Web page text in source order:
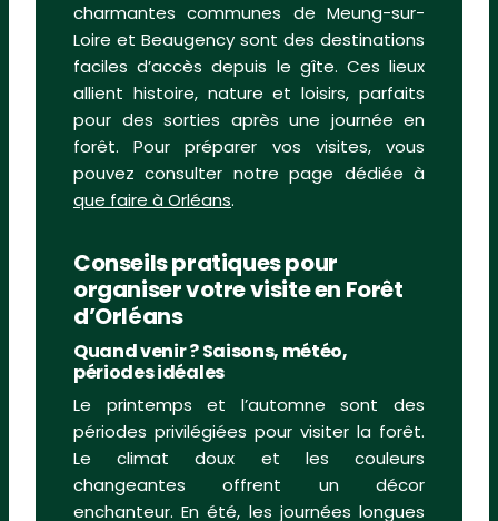
charmantes communes de Meung-sur-
Loire et Beaugency sont des destinations
faciles d’accès depuis le gîte. Ces lieux
allient histoire, nature et loisirs, parfaits
pour des sorties après une journée en
forêt. Pour préparer vos visites, vous
pouvez consulter notre page dédiée à
que faire à Orléans.
Conseils pratiques pour
organiser votre visite en Forêt
d’Orléans
Quand venir ? Saisons, météo,
périodes idéales
Le printemps et l’automne sont des
périodes privilégiées pour visiter la forêt.
Le climat doux et les couleurs
changeantes offrent un décor
enchanteur. En été, les journées longues